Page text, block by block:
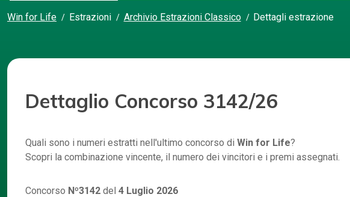
Win for Life Estrazioni Archivio Estrazioni Classico Dettagli estrazione
Dettaglio Concorso 3142/26
Quali sono i numeri estratti nell'ultimo concorso di Win for Life?
Scopri la combinazione vincente, il numero dei vincitori e i premi assegnati.
Concorso Nº3142 del 4 Luglio 2026